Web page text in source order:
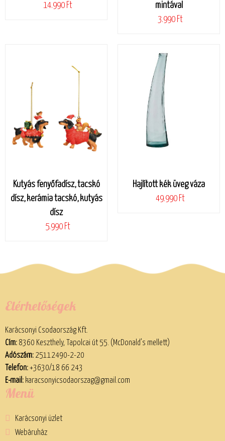
14.990 Ft
mintával
3.990 Ft
Kutyás fenyőfadísz, tacskó
dísz, kerámia tacskó, kutyás
dísz
5.990 Ft
Hajlított kék üveg váza
49.990 Ft
Elérhetőségek
Karácsonyi Csodaország Kft.
Cím:8360 Keszthely, Tapolcai út 55. (McDonald’s mellett)
Adószám:25112490-2-20
Telefon:+3630/18 66 243
E-mail: karacsonyicsodaorszag@gmail.com
Menü
Karácsonyi üzlet
Webáruház